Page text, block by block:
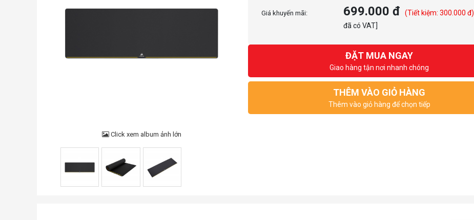
Click xem album ảnh lớn
Giá khuyến mãi: 699.000 đ (Tiết kiệm: 300.000 đ)
đã có VAT]
ĐẶT MUA NGAY
Giao hàng tận nơi nhanh chóng
THÊM VÀO GIỎ HÀNG
Thêm vào giỏ hàng để chọn tiếp